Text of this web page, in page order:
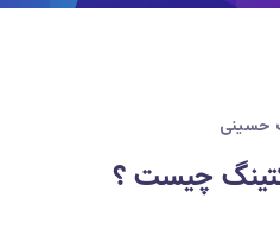
حسینی
چیست ؟